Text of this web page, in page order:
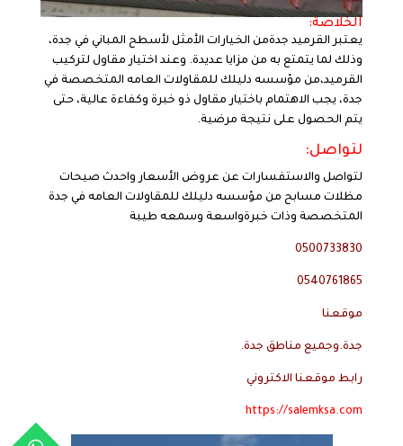
الخلاصة:
يعتبر القرميد جدةمن الخيارات الأمثل لأسطح المباني في جدة،
وذلك لما يتمتع به من مزايا عديدة. وعند اختيار مقاول لتركيب
القرميد،من مؤسسه دليلك للمقاولات العامه المتخصصة في
جدة، يجب الاهتمام باختيار مقاول ذو خبرة وكفاءة عالية، حتى
يتم الحصول على نتيجة مرضية.
لتواصل:
لتواصل والاستفسارات عن عروض الأسعار واحدث صيحات
مظلات مسابح من مؤسسه دليلك للمقاولات العامه في جدة
المتخصصة وذات خبرةواسعة وسمعه طيبة
0500733830
0540761865
موقعنا
جدة.وجميع مناطق جدة.
رابط موقعنا الاكتروني
https://salemksa.com